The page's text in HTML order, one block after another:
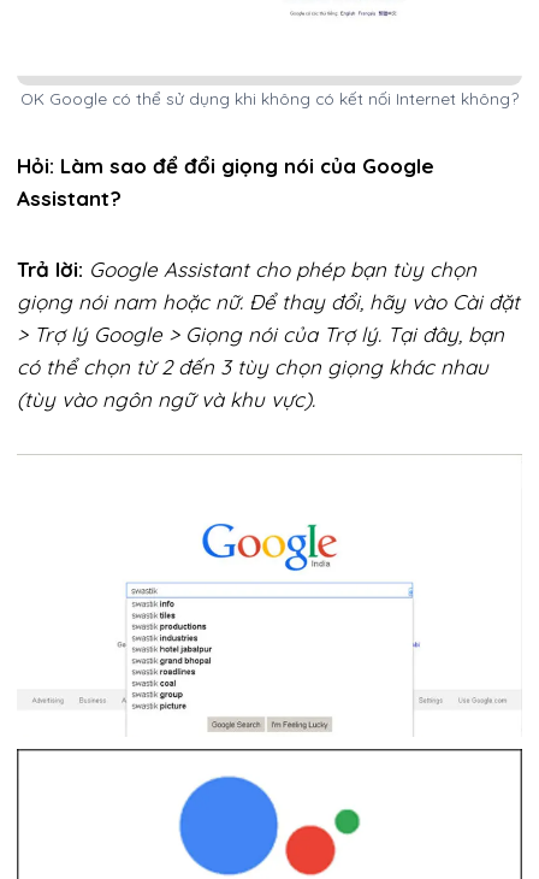
OK Google có thể sử dụng khi không có kết nối Internet không?
Hỏi: Làm sao để đổi giọng nói của Google
Assistant?
Trả lời: Google Assistant cho phép bạn tùy chọn
giọng nói nam hoặc nữ. Để thay đổi, hãy vào Cài đặt
> Trợ lý Google > Giọng nói của Trợ lý. Tại đây, bạn
có thể chọn từ 2 đến 3 tùy chọn giọng khác nhau
(tùy vào ngôn ngữ và khu vực).